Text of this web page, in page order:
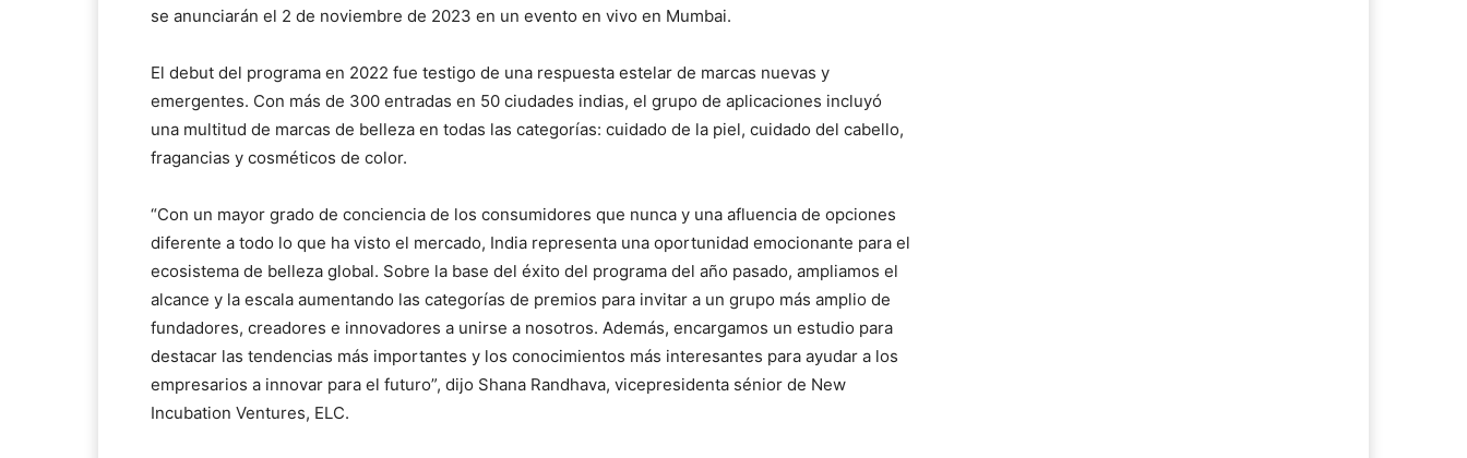
se anunciarán el 2 de noviembre de 2023 en un evento en vivo en Mumbai.
El debut del programa en 2022 fue testigo de una respuesta estelar de marcas nuevas y
emergentes. Con más de 300 entradas en 50 ciudades indias, el grupo de aplicaciones incluyó
una multitud de marcas de belleza en todas las categorías: cuidado de la piel, cuidado del cabello,
fragancias y cosméticos de color.
“Con un mayor grado de conciencia de los consumidores que nunca y una afluencia de opciones
diferente a todo lo que ha visto el mercado, India representa una oportunidad emocionante para el
ecosistema de belleza global. Sobre la base del éxito del programa del año pasado, ampliamos el
alcance y la escala aumentando las categorías de premios para invitar a un grupo más amplio de
fundadores, creadores e innovadores a unirse a nosotros. Además, encargamos un estudio para
destacar las tendencias más importantes y los conocimientos más interesantes para ayudar a los
empresarios a innovar para el futuro”, dijo Shana Randhava, vicepresidenta sénior de New
Incubation Ventures, ELC.